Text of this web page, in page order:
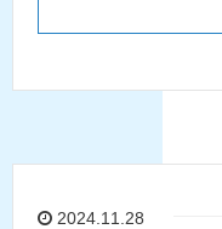
2024.11.28